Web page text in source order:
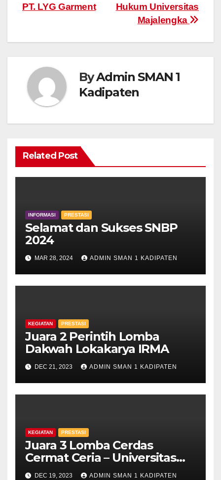
Hukum Universitas
Majalengka
PT. LYG Garment
ByAdmin SMAN 1
Kadipaten
Related Post
INFORMASI PRESTASI
Selamat dan Sukses SNBP
2024
MAR 28, 2024 ADMIN SMAN 1 KADIPATEN
KEGIATAN PRESTASI
Juara 2 Perintih Lomba
Dakwah Lokakarya IRMA
DEC 21, 2023 ADMIN SMAN 1 KADIPATEN
KEGIATAN PRESTASI
Juara 3 Lomba Cerdas
Cermat Ceria – Universitas
Majalengka
DEC 19, 2023 ADMIN SMAN 1 KADIPATEN